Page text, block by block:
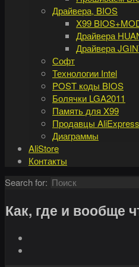
Драйвера, BIOS
X99
Драйвера
Драйвера
Софт
Технологии Intel
POST коды BIOS
Болячки LGA2011
Память для X99
Продавцы AliExpress
Диаграммы
AliStore
Контакты
Search for:
Как, где и вообще